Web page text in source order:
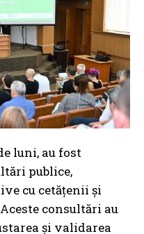
luni, au fost
publice,
cu cetățenii și
consultări au
și validarea